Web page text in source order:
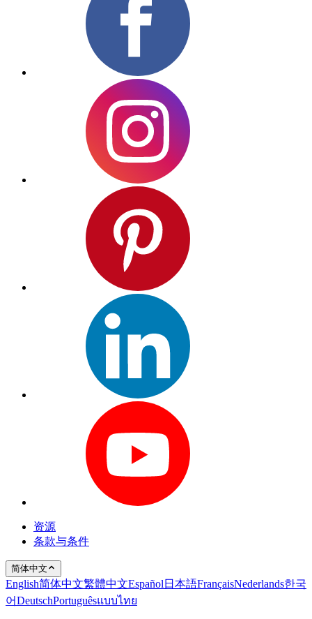
资源
条款与条件
简体中文
English简体中文繁體中文Español 日本語FrançaisNederlands한국
어DeutschPortuguêsแบบไทย